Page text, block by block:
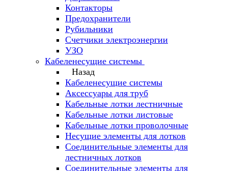
Контакторы
Предохранители
Рубильники
Счетчики электроэнергии
УЗО
Кабеленесущие системы
Назад
Кабеленесущие системы
Аксессуары для труб
Кабельные лотки лестничные
Кабельные лотки листовые
Кабельные лотки проволочные
Несущие элементы для лотков
Соединительные элементы для
лестничных лотков
Соединительные элементы для